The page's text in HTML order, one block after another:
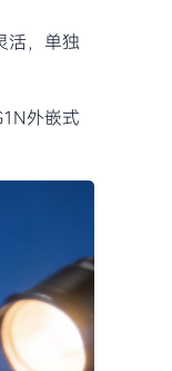
活，单独
外嵌式